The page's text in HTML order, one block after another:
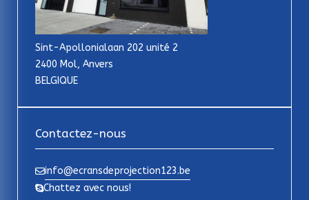
Sint-Apollonialaan 202 unité 2
2400 Mol, Anvers
BELGIQUE
Contactez-nous
info@ecransdeprojection123.be
Chattez avec nous!